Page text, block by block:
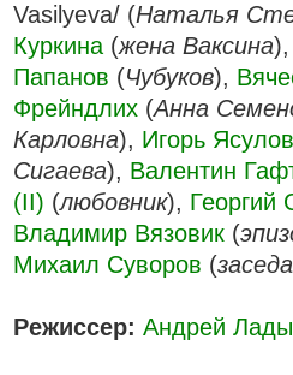
Vasilyeva/ (Наталья
Куркина (жена Ваксина),
Папанов (Чубуков),
Фрейндлих (Анна
Карловна), Игорь
Сигаева), Валентин
(II) (любовник), Георгий
Владимир Вязовик (
Михаил Суворов (
Режиссер: Андрей